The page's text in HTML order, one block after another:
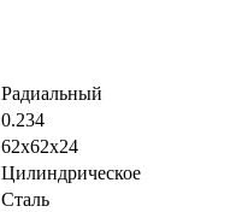
Радиальный
0.234
62х62х24
Цилиндрическое
Сталь